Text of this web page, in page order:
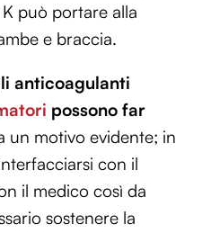
può portare alla
e braccia.
anticoagulanti
possono far
un motivo evidente; in
con il
il medico così da
sostenere la